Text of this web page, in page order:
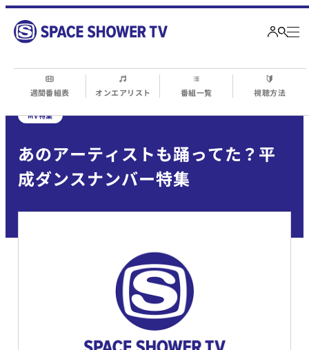
週間番組表 オンエアリスト 番組一覧 視聴方法
MV特集
あのアーティストも踊ってた？平
成ダンスナンバー特集